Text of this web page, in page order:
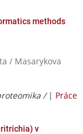
methods
/ Masarykova
/ | Práce
v